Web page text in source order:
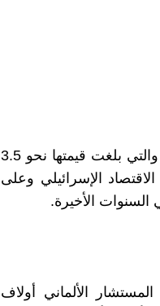
سلّطت صفقة الأسلحة التي أبرمتها إسرائيل مع ألمانيا، والتي بلغت قيمتها نحو 3.5
الإسرائيلي وعلى
السنوات الأخيرة.
الألماني أولاف